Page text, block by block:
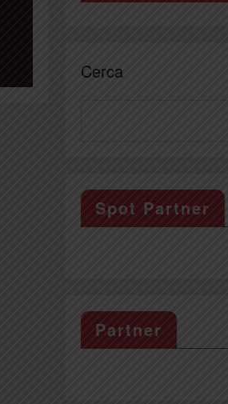
Cerca
Spot Partner
Partner